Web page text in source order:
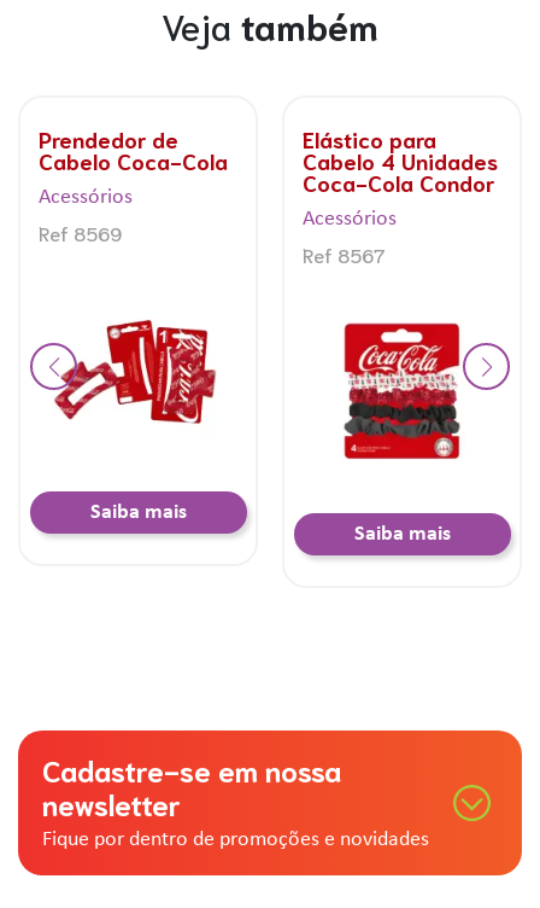
Veja também
Prendedor de
Cabelo Coca-Cola
Acessórios
Ref 8569
Saiba mais
Elástico para
Cabelo 4 Unidades
Coca-Cola Condor
Acessórios
Ref 8567
Saiba mais
Cadastre-se em nossa
newsletter
Fique por dentro de promoções e novidades